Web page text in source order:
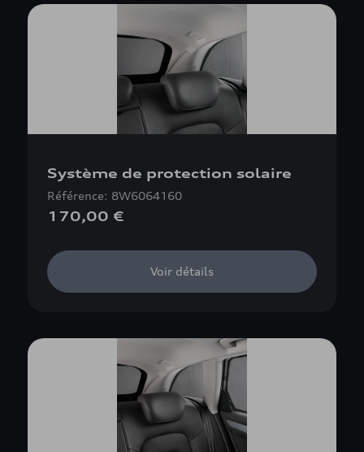
Système de protection solaire
Référence: 8W6064160
170,00 €
Voir détails